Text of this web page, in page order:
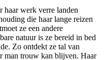
haar werk verre landen
die haar lange reizen
ze een andere
natuur is ze bereid in bed
Zo ontdekt ze tal van
man trouw kan blijven. Haar